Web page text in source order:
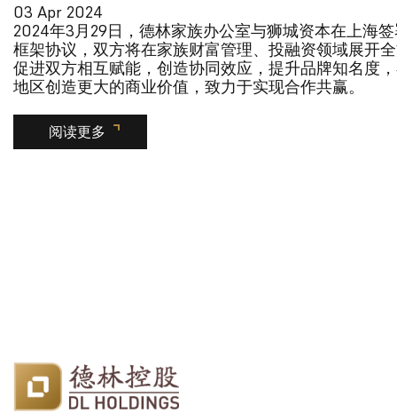
03 Apr 2024
2024年3月29日，德林家族办公室与狮城资本在上海
框架协议，双方将在家族财富管理、投融资领域展开
促进双方相互赋能，创造协同效应，提升品牌知名度
地区创造更大的商业价值，致力于实现合作共赢。
阅读更多